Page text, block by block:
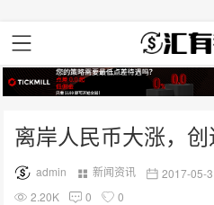
离岸人民币大涨，
admin 新闻资讯
2017-05-
2.20K
0 0